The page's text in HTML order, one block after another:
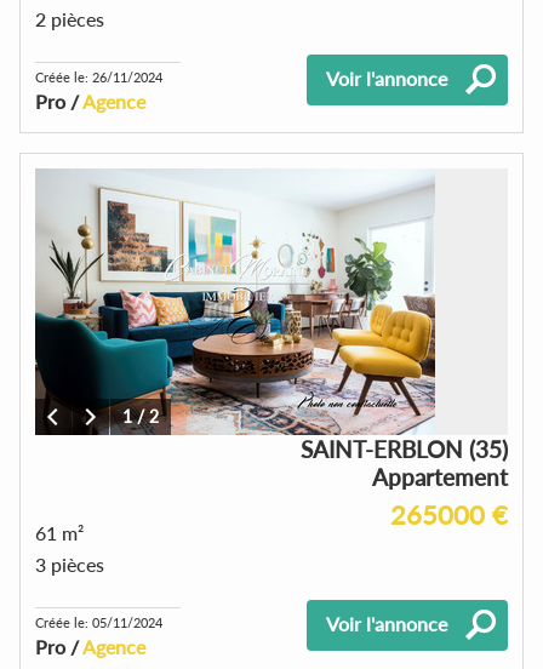
2 pièces
Créée le: 26/11/2024
Pro /Agence
Voir l'annonce
1/2
SAINT-ERBLON (35)
Appartement
265000 €
61 m²
3 pièces
Créée le: 05/11/2024
Pro /Agence
Voir l'annonce